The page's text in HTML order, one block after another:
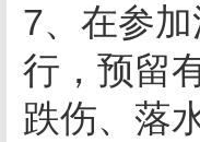
7、在参
行，预留
跌伤、落